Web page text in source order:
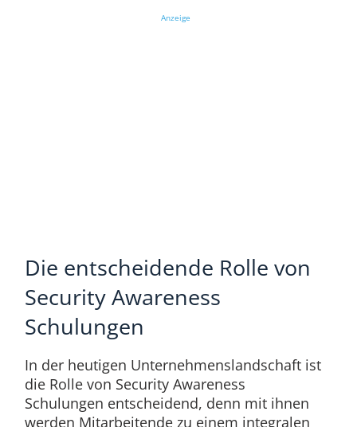
Anzeige
Die entscheidende Rolle von
Security Awareness
Schulungen
In der heutigen Unternehmenslandschaft ist
die Rolle von Security Awareness
Schulungen entscheidend, denn mit ihnen
werden Mitarbeitende zu einem integralen